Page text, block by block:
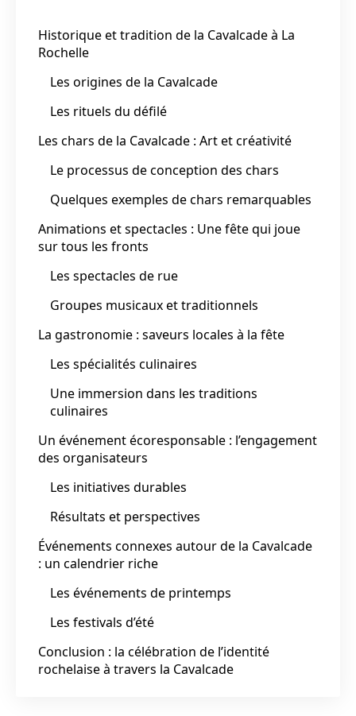
Historique et tradition de la Cavalcade à La
Rochelle
Les origines de la Cavalcade
Les rituels du défilé
Les chars de la Cavalcade : Art et créativité
Le processus de conception des chars
Quelques exemples de chars remarquables
Animations et spectacles : Une fête qui joue
sur tous les fronts
Les spectacles de rue
Groupes musicaux et traditionnels
La gastronomie : saveurs locales à la fête
Les spécialités culinaires
Une immersion dans les traditions
culinaires
Un événement écoresponsable : l’engagement
des organisateurs
Les initiatives durables
Résultats et perspectives
Événements connexes autour de la Cavalcade
: un calendrier riche
Les événements de printemps
Les festivals d’été
Conclusion : la célébration de l’identité
rochelaise à travers la Cavalcade